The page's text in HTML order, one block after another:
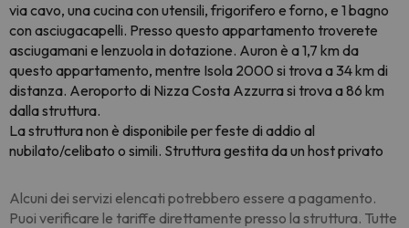
via cavo, una cucina con utensili, frigorifero e forno, e 1 bagno
con asciugacapelli. Presso questo appartamento troverete
asciugamani e lenzuola in dotazione. Auron è a 1,7 km da
questo appartamento, mentre Isola 2000 si trova a 34 km di
distanza. Aeroporto di Nizza Costa Azzurra si trova a 86 km
dalla struttura.
La struttura non è disponibile per feste di addio al
nubilato/celibato o simili. Struttura gestita da un host privato
Alcuni dei servizi elencati potrebbero essere a pagamento.
Puoi verificare le tariffe direttamente presso la struttura. Tutte